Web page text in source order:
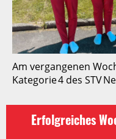
Am vergangenen
Kategorie 4 des STV
Erfolgreiches